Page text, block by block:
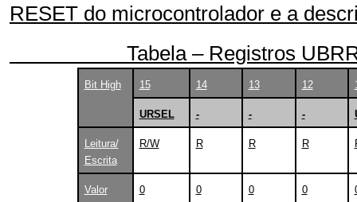
RESET do microcontrolador e a
Tabela – Registros UBRRL
Bit High 15 14 13 12
URSEL - - -
Leitura/
Escrita
R/W R R R
Valor
0 0 0 0